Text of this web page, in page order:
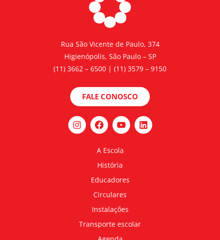
Rua São Vicente de Paulo, 374
Higienópolis, São Paulo – SP
(11) 3662 – 6500 | (11) 3579 – 9150
FALE CONOSCO
A Escola
História
Educadores
Circulares
Instalações
Transporte escolar